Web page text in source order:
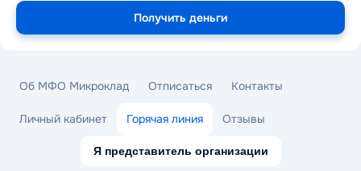
Получить деньги
Об МФО Микроклад Отписаться Контакты
Личный кабинет Горячая линия Отзывы
Я представитель организации